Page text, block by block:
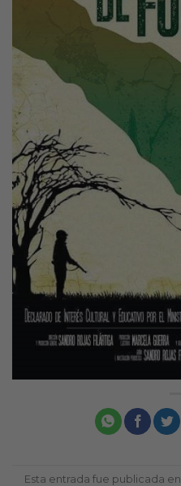
Esta entrada fue publicada en